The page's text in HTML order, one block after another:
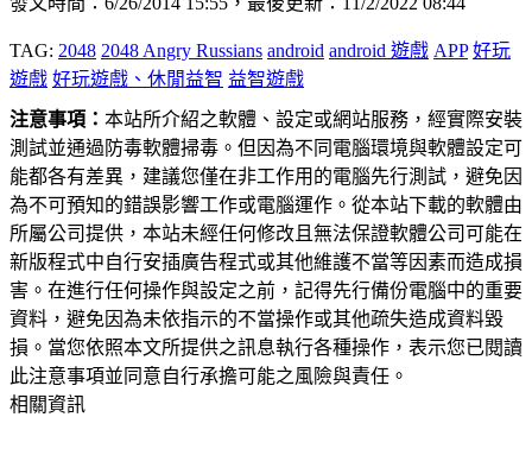
TAG: 2048 2048 Angry Russians android android 遊戲 APP 好玩
遊戲 好玩遊戲、休閒益智 益智遊戲
注意事項： 本站所介紹之軟體、設定或網站服務，經實際安裝
測試並通過防毒軟體掃毒。但因為不同電腦環境與軟體設定可
能都各有差異，建議您僅在非工作用的電腦先行測試，避免因
為不可預知的錯誤影響工作或電腦運作。從本站下載的軟體由
所屬公司提供，本站未經任何修改且無法保證軟體公司可能在
新版程式中自行安插廣告程式或其他維護不當等因素而造成損
害。在進行任何操作與設定之前，記得先行備份電腦中的重要
資料，避免因為未依指示的不當操作或其他疏失造成資料毀
損。當您依照本文所提供之訊息執行各種操作，表示您已閱讀
此注意事項並同意自行承擔可能之風險與責任。
相關資訊